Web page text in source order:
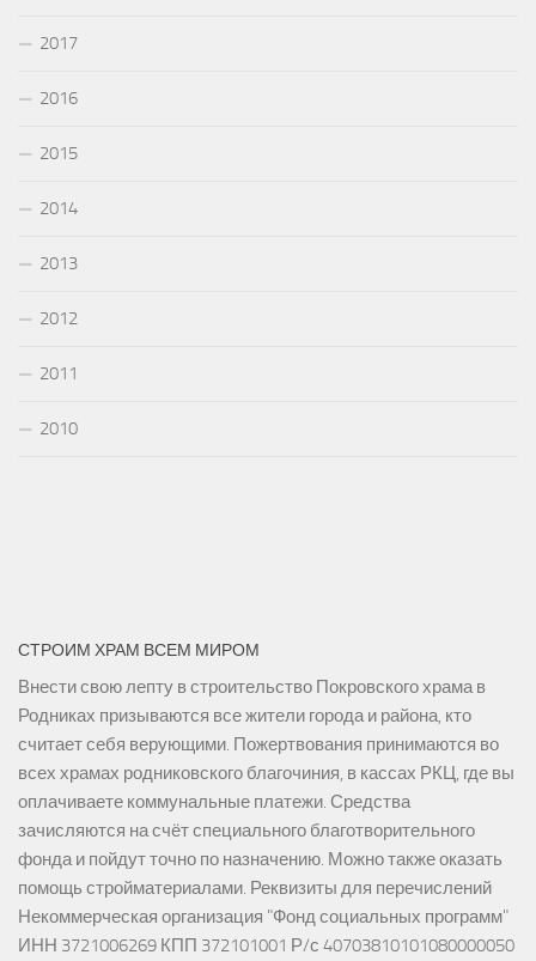
2017
2016
2015
2014
2013
2012
2011
2010
СТРОИМ ХРАМ ВСЕМ МИРОМ
Внести свою лепту в строительство Покровского храма в
Родниках призываются все жители города и района, кто
считает себя верующими. Пожертвования принимаются во
всех храмах родниковского благочиния, в кассах РКЦ, где вы
оплачиваете коммунальные платежи. Средства
зачисляются на счёт специального благотворительного
фонда и пойдут точно по назначению. Можно также оказать
помощь стройматериалами. Реквизиты для перечислений
Некоммерческая организация "Фонд социальных программ"
ИНН 3721006269 КПП 372101001 Р/с 40703810101080000050